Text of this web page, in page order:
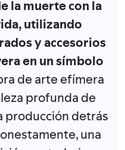
la muerte con la
utilizando
y accesorios
en un símbolo
de arte efímera
profunda de
producción detrás
una